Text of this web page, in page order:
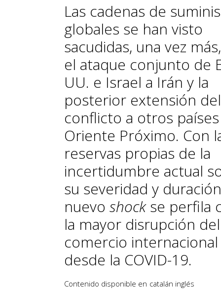
Las cadenas de
globales se han visto
sacudidas, una vez
el ataque conjunto de
UU. e Israel a Irán y la
posterior extensión del
conflicto a otros
Oriente Próximo. Con
reservas propias de la
incertidumbre actual
su severidad y
nuevo shockse perfila
la mayor disrupción del
comercio internacional
desde la COVID-19.
Contenido disponible en catalán inglés